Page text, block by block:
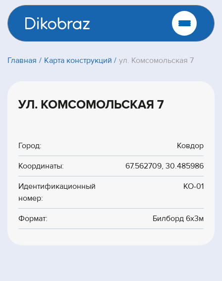
Главная Карта конструкций ул. Комсомольская 7
УЛ. КОМСОМОЛЬСКАЯ 7
Город: Ковдор
Координаты: 67.562709, 30.485986
Идентификационный
номер:
КО-01
Формат: Билборд 6х3м